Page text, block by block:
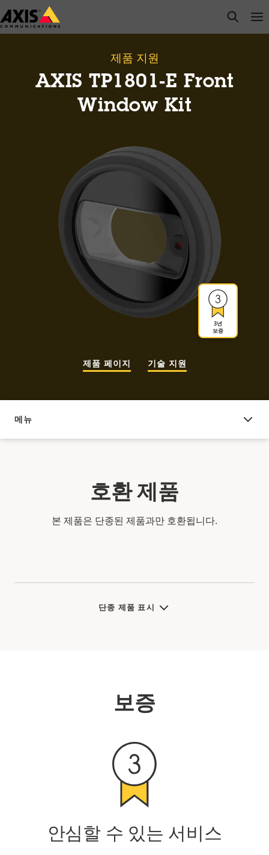
주
요
open
제품 지원
AXIS TP1801-E Front
Window Kit
3년
보증
제품 페이지 기술 지원
메뉴
호환 제품
호환 제품
본 제품은 단종된 제품과만 호환됩니다.
단종 제품 표시
보증
안심할 수 있는 서비스